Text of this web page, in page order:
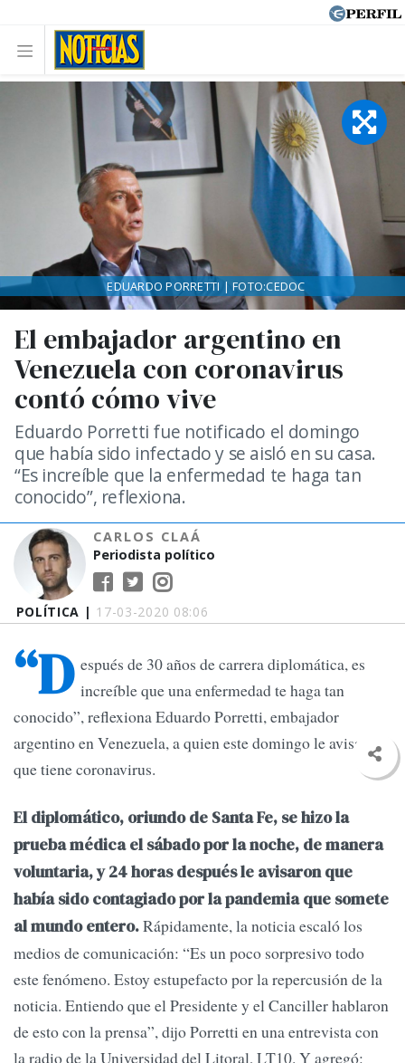
POLÍTICA | 17-03-2020 08:06
El embajador argentino en
Venezuela con coronavirus
contó cómo vive
Eduardo Porretti fue notificado el domingo
que había sido infectado y se aisló en su casa.
“Es increíble que la enfermedad te haga tan
conocido”, reflexiona.
CARLOS CLAÁ
Periodista político
EDUARDO PORRETTI | FOTO:CEDOC
“D espués de 30 años de carrera diplomática, es
increíble que una enfermedad te haga tan
conocido”, reflexiona Eduardo Porretti, embajador
argentino en Venezuela, a quien este domingo le avisaron
que tiene coronavirus.
El diplomático, oriundo de Santa Fe, se hizo la
prueba médica el sábado por la noche, de manera
voluntaria, y 24 horas después le avisaron que
había sido contagiado por la pandemia que somete
al mundo entero.Rápidamente, la noticia escaló los
medios de comunicación: “Es un poco sorpresivo todo
este fenómeno. Estoy estupefacto por la repercusión de la
noticia. Entiendo que el Presidente y el Canciller hablaron
de esto con la prensa”, dijo Porretti en una entrevista con
la radio de la Universidad del Litoral, LT10. Y agregó: